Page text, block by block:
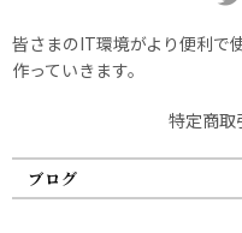
皆さまのIT環境がより便利で
作っていきます。
特定商取
ブログ